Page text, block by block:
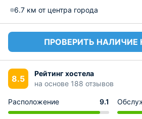
6.7 км от центра города
ПРОВЕРИТЬ НАЛИЧИЕ
8.5
Рейтинг хостела
на основе 188 отзывов
Расположение 9.1